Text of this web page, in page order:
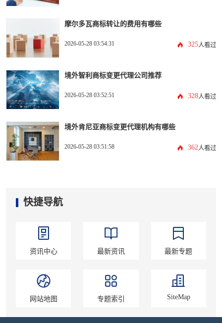
摩尔多瓦商标转让的费用有哪些
2026-05-28 03:54:31 325人看过
境外智利商标变更代理公司推荐
2026-05-28 03:52:51 328人看过
境外肯尼亚商标变更代理机构有哪些
2026-05-28 03:51:58 362人看过
快捷导航
资讯中心 最新资讯 最新专题
网站地图 专题索引 SiteMap